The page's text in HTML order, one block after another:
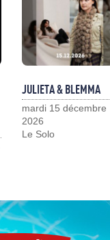
JULIETA & BLEMMA
mardi 15 décembre
2026
Le Solo